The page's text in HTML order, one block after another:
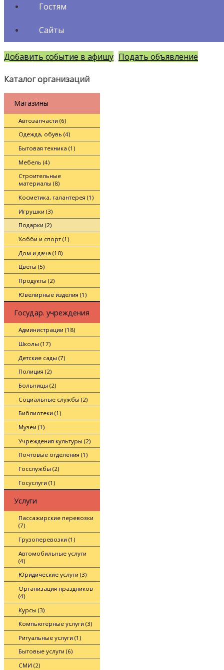
Гостям
Сайты
Добавить событие в афишу Подать объявление
Каталог организаций
Магазины
Автозапчасти (6)
Одежда, обувь (4)
Бытовая техника (1)
Мебель (4)
Строительные
материалы (8)
Косметика, галантерея (1)
Игрушки (3)
Подарки (2)
Хобби и спорт (1)
Дом и дача (10)
Цветы (5)
Продукты (2)
Ювелирные изделия (1)
Государ. учреждения
Администрации (18)
Школы (17)
Детские сады (7)
Полиция (2)
Больницы (2)
Социальные службы (2)
Библиотеки (1)
Музеи (1)
Учреждения культуры (2)
Почтовые отделения (1)
Госслужбы (2)
Госуслуги (1)
Услуги
Пассажирские перевозки
(7)
Грузоперевозки (1)
Автомобильные услуги
(4)
Юридические услуги (3)
Организация праздников
(4)
Курсы (3)
Компьютерные услуги (3)
Ритуальные услуги (1)
Бытовые услуги (6)
СМИ (2)